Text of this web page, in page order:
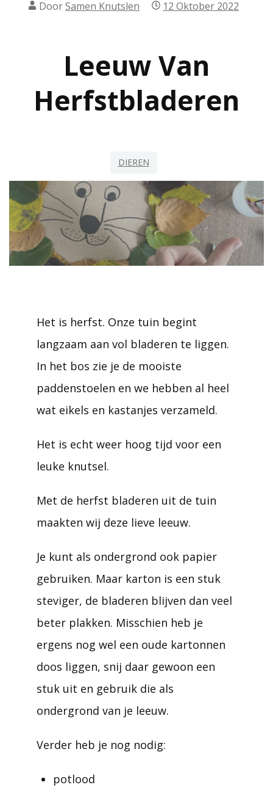
DoorSamen Knutslen 12 Oktober 2022
Leeuw Van
Herfstbladeren
DIEREN
Het is herfst. Onze tuin begint
langzaam aan vol bladeren te liggen.
In het bos zie je de mooiste
paddenstoelen en we hebben al heel
wat eikels en kastanjes verzameld.
Het is echt weer hoog tijd voor een
leuke knutsel.
Met de herfst bladeren uit de tuin
maakten wij deze lieve leeuw.
Je kunt als ondergrond ook papier
gebruiken. Maar karton is een stuk
steviger, de bladeren blijven dan veel
beter plakken. Misschien heb je
ergens nog wel een oude kartonnen
doos liggen, snij daar gewoon een
stuk uit en gebruik die als
ondergrond van je leeuw.
Verder heb je nog nodig:
potlood